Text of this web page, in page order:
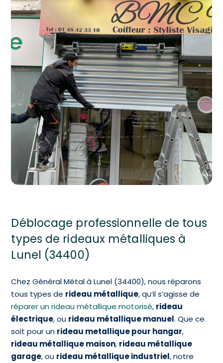
Déblocage professionnelle de tous
types de rideaux métalliques à
Lunel (34400)
Chez Général Métal à Lunel (34400), nous réparons
tous types de rideau métallique, qu’il s’agisse de
réparer un rideau métallique motorisé, rideau
électrique, ou rideau métallique manuel. Que ce
soit pour un rideau metallique pour hangar,
rideau métallique maison, rideau métallique
garage, ou rideau métallique industriel, notre